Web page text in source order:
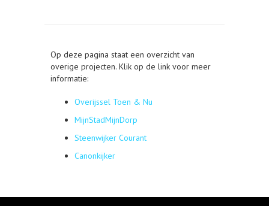
Op deze pagina staat een overzicht van
overige projecten. Klik op de link voor meer
informatie:
Overijssel Toen & Nu
MijnStadMijnDorp
Steenwijker Courant
Canonkijker